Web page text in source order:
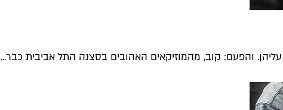
והפעם: קוב, מהמוזיקאים האהובים בסצנה התל אביבית כבר...